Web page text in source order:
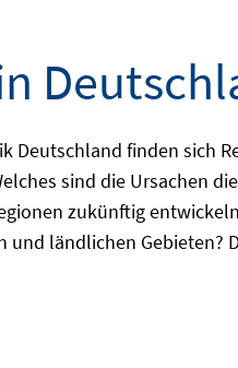
finden sich
sind die Ursachen
zukünftig
und ländlichen Gebieten?